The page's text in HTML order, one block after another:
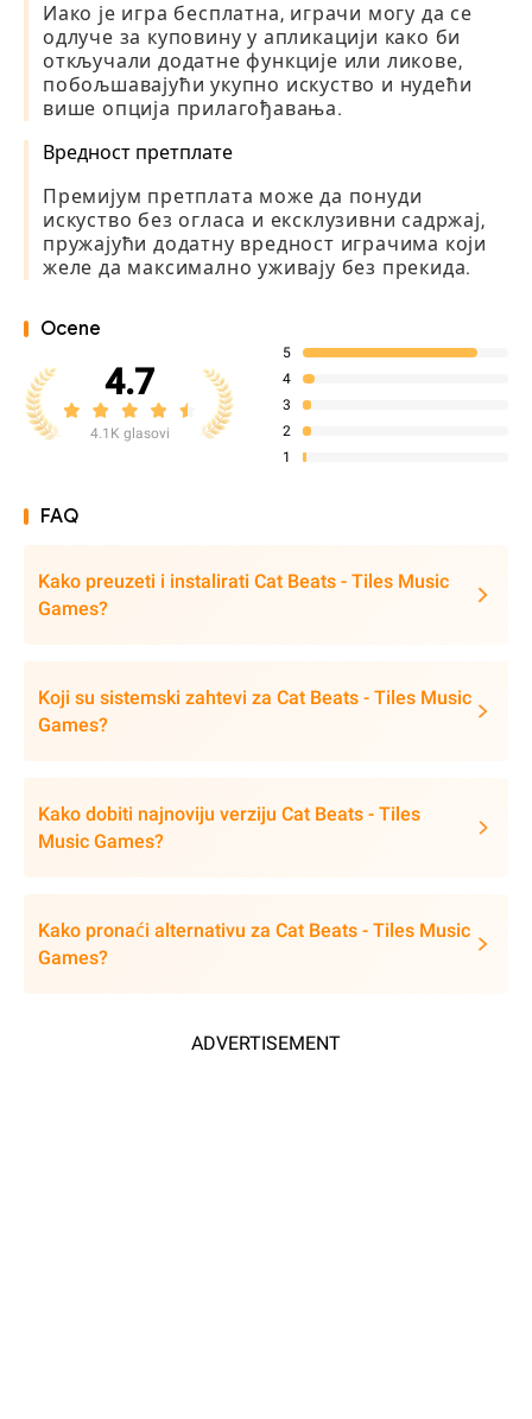
Иако је игра бесплатна, играчи могу да се
одлуче за куповину у апликацији како би
откључали додатне функције или ликове,
побољшавајући укупно искуство и нудећи
више опција прилагођавања.
Вредност претплате
Премијум претплата може да понуди
искуство без огласа и ексклузивни садржај,
пружајући додатну вредност играчима који
желе да максимално уживају без прекида.
Ocene
4.7
4.1K glasovi
5
4
3
2
1
FAQ
Kako preuzeti i instalirati Cat Beats - Tiles Music
Games?
Koji su sistemski zahtevi za Cat Beats - Tiles Music
Games?
Kako dobiti najnoviju verziju Cat Beats - Tiles
Music Games?
Kako pronaći alternativu za Cat Beats - Tiles Music
Games?
ADVERTISEMENT